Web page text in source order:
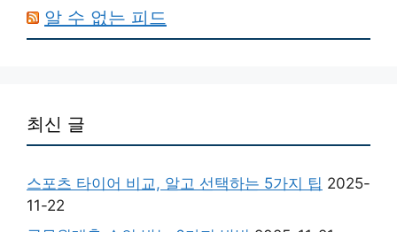
알 수 없는 피드
최신 글
스포츠 타이어 비교, 알고 선택하는 5가지 팁 2025-
11-22